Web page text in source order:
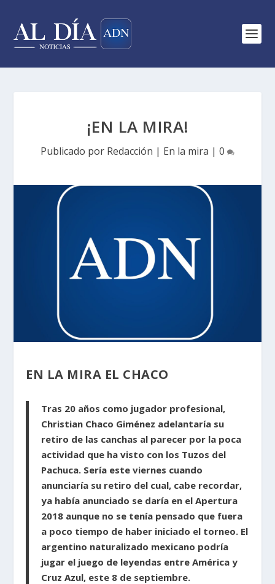
¡EN LA MIRA!
Publicado por Redacción | En la mira | 0
EN LA MIRA EL CHACO
Tras 20 años como jugador profesional,
Christian Chaco Giménez adelantaría su
retiro de las canchas al parecer por la poca
actividad que ha visto con los Tuzos del
Pachuca. Sería este viernes cuando
anunciaría su retiro del cual, cabe recordar,
ya había anunciado se daría en el Apertura
2018 aunque no se tenía pensado que fuera
a poco tiempo de haber iniciado el torneo. El
argentino naturalizado mexicano podría
jugar el juego de leyendas entre América y
Cruz Azul, este 8 de septiembre.